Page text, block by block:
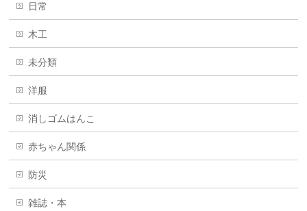
日常
木工
未分類
洋服
消しゴムはんこ
赤ちゃん関係
防災
雑誌・本